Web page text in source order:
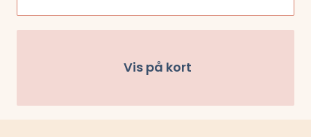
Vis på kort